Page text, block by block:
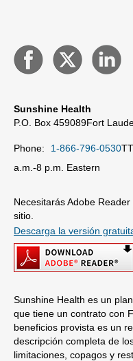
Sunshine Health
P.O. Box 459089Fort
Phone: 1-866-796-0530
a.m.-8 p.m. Eastern
Necesitarás Adobe
sitio.
Descarga la versión
Sunshine Health es un
que tiene un contrato con
beneficios provista es un
descripción completa de
limitaciones, copagos y